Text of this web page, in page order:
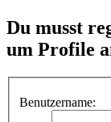
Du musst
um Profile
Benutzername: